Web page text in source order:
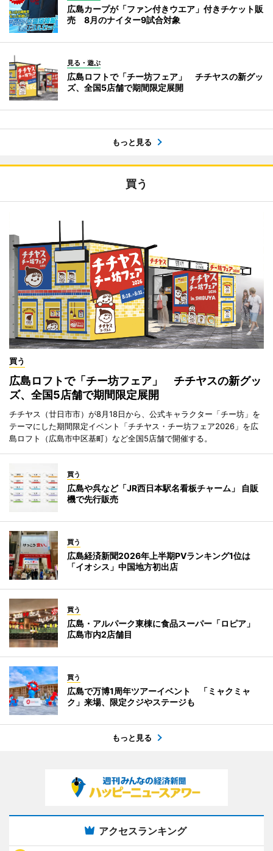
広島カープが「ファン付きウエア」付きチケット販
売 8月のナイター9試合対象
見る・遊ぶ
広島ロフトで「チー坊フェア」 チチヤスの新グッ
ズ、全国5店舗で期間限定展開
もっと見る
買う
買う
広島ロフトで「チー坊フェア」 チチヤスの新グッ
ズ、全国5店舗で期間限定展開
チチヤス（廿日市市）が8月18日から、公式キャラクター「チー坊」を
テーマにした期間限定イベント「チチヤス・チー坊フェア2026」を広
島ロフト（広島市中区基町）など全国5店舗で開催する。
買う
広島や呉など「JR西日本駅名看板チャーム」 自販
機で先行販売
買う
広島経済新聞2026年上半期PVランキング1位は
「イオシス」中国地方初出店
買う
広島・アルパーク東棟に食品スーパー「ロピア」
広島市内2店舗目
買う
広島で万博1周年ツアーイベント 「ミャクミャ
ク」来場、限定クジやステージも
もっと見る
アクセスランキング